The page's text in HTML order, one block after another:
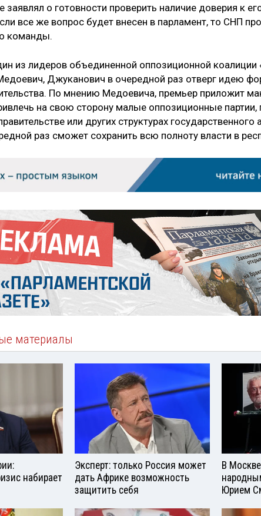
о готовности проверить наличие доверия к
все же вопрос будет внесен в парламент, то СНП
команды.
из лидеров объединенной оппозиционной
Джуканович в очередной раз отверг идею
По мнению Медоевича, премьер приложит
на свою сторону малые оппозиционные
или других структурах государственного
раз сможет сохранить всю полноту власти в
материалы
набирает
Эксперт: только Россия может
дать Африке возможность
защитить себя
В
Юрием